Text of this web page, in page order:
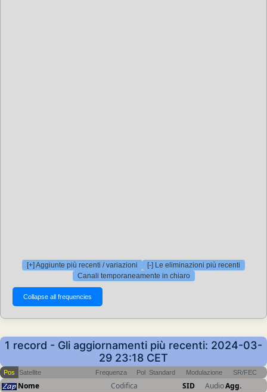
[+] Aggiunte più recenti / variazioni
[-] Le eliminazioni più recenti
Canali temporaneamente in chiaro
1 record - Gli aggiornamenti più recenti: 2024-03-
29 23:18 CET
Pos Satellite Frequenza Pol Standard Modulazione SR/FEC
Nome Codifica SID AudioAgg.